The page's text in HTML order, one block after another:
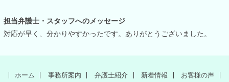
担当弁護士・スタッフへのメッセージ
対応が早く、分かりやすかったです。ありがとうございました。
ホーム 事務所案内 弁護士紹介 新着情報 お客様の声